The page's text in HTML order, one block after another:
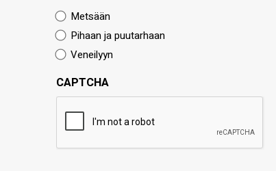
Metsään
Pihaan ja puutarhaan
Veneilyyn
CAPTCHA